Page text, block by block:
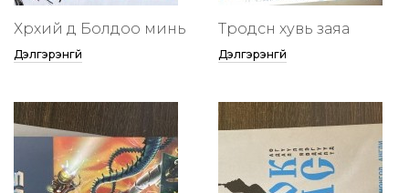
Хөөрхий дөө Болдоо минь
Дэлгэрэнгүй
Төөрөодсөн хувь заяа
Дэлгэрэнгүй